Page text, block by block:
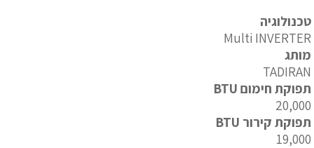
טכנולוגיה
Multi INVERTER
מותג
TADIRAN
תפוקת חימום BTU
20,000
תפוקת קירור BTU
19,000